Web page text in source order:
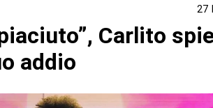
27
Carlito
addio